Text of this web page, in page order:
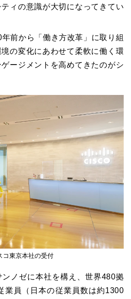
ィの意識が大切になってきてい
前から「働き方改革」に取り組
の変化にあわせて柔軟に働く環
ージメントを高めてきたのがシ
コ東京本社の受付
ンノゼに本社を構え、世界480拠
業員（日本の従業員数は約1300